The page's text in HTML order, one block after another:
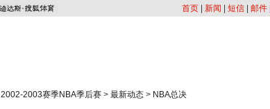
首页 新闻 短信 邮件
2002-2003赛季NBA季后赛 > 最新动态 > NBA总决